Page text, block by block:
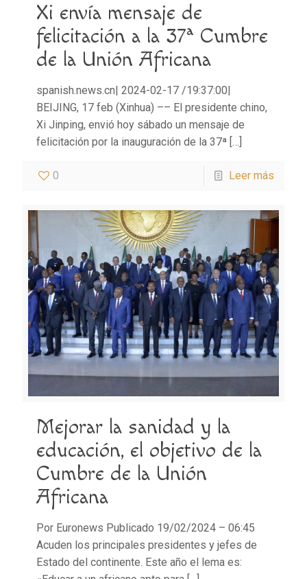
Xi envía mensaje de
felicitación a la 37ª Cumbre
de la Unión Africana
spanish.news.cn| 2024-02-17 /19:37:00|
BEIJING, 17 feb (Xinhua) –– El presidente chino,
Xi Jinping, envió hoy sábado un mensaje de
felicitación por la inauguración de la 37ª […]
0 Leer más
Mejorar la sanidad y la
educación, el objetivo de la
Cumbre de la Unión
Africana
Por Euronews Publicado 19/02/2024 – 06:45
Acuden los principales presidentes y jefes de
Estado del continente. Este año el lema es: